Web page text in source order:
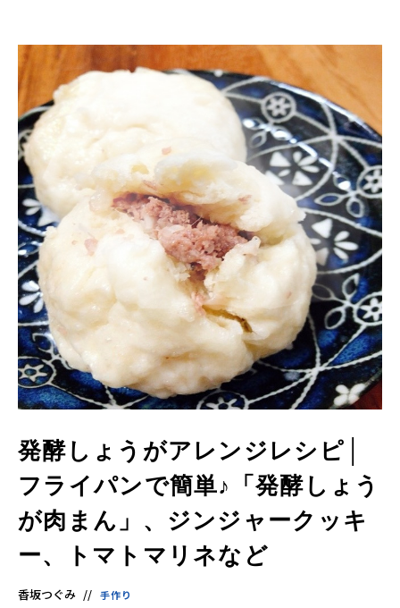
発酵しょうがアレンジレシピ│
フライパンで簡単♪「発酵しょう
が肉まん」、ジンジャークッキ
ー、トマトマリネなど
香坂つぐみ 手作り